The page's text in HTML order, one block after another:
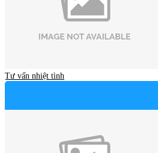
Tư vấn nhiệt tình